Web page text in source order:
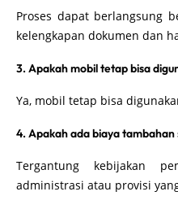
Proses dapat berlangsung
kelengkapan dokumen dan
3. Apakah mobil tetap bisa
Ya, mobil tetap bisa
4. Apakah ada biaya tambahan
Tergantung kebijakan
administrasi atau provisi